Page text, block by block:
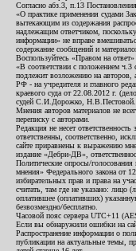
Согласно абз.3, п.13
«О практике применения судами
вытекающим из содержания
надлежащим ответчиком,
информации» не вправе
содержание сообщений и
Воспользуйтесь «Правом на
«В соответствии с положением
подлежит возложению на
РФ - на учредителя и главного
краевого суда от 22.08.2012 г.
судей С.И.Дорожко, Н.В.Пестовой.
Мнения авторов материалов не
переписку с авторами.
Редакция не несет
ответственны, соответственно,
сайте приравнены к выражению
издание «Дебри-ДВ»,
Политические опросы/
мнения» Федерального закона от
избирательных прав и права на
считать, там где не указано: лицо
оплатившее (оплативших)
безвозмездно/бесплатно.
Часовой пояс сервера UTC+11
Если вы обнаружили ошибки на
Распространение информации о
публикации на актуальные темы,